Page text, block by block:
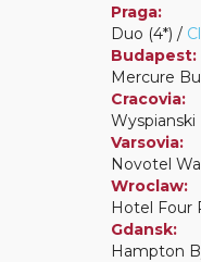
Praga:
Duo (4*) /
Budapest:
Mercure
Cracovia:
Wyspianski
Varsovia:
Novotel
Wroclaw:
Hotel Four
Gdansk:
Hampton